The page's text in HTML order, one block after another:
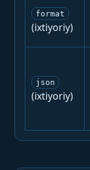
format
(ixtiyoriy)
json
(ixtiyoriy)